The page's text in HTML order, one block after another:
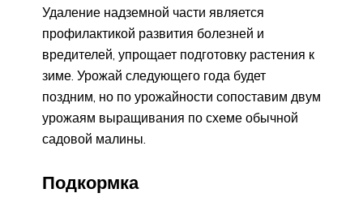
Удаление надземной части является
профилактикой развития болезней и
вредителей, упрощает подготовку растения к
зиме. Урожай следующего года будет
поздним, но по урожайности сопоставим двум
урожаям выращивания по схеме обычной
садовой малины.
Подкормка